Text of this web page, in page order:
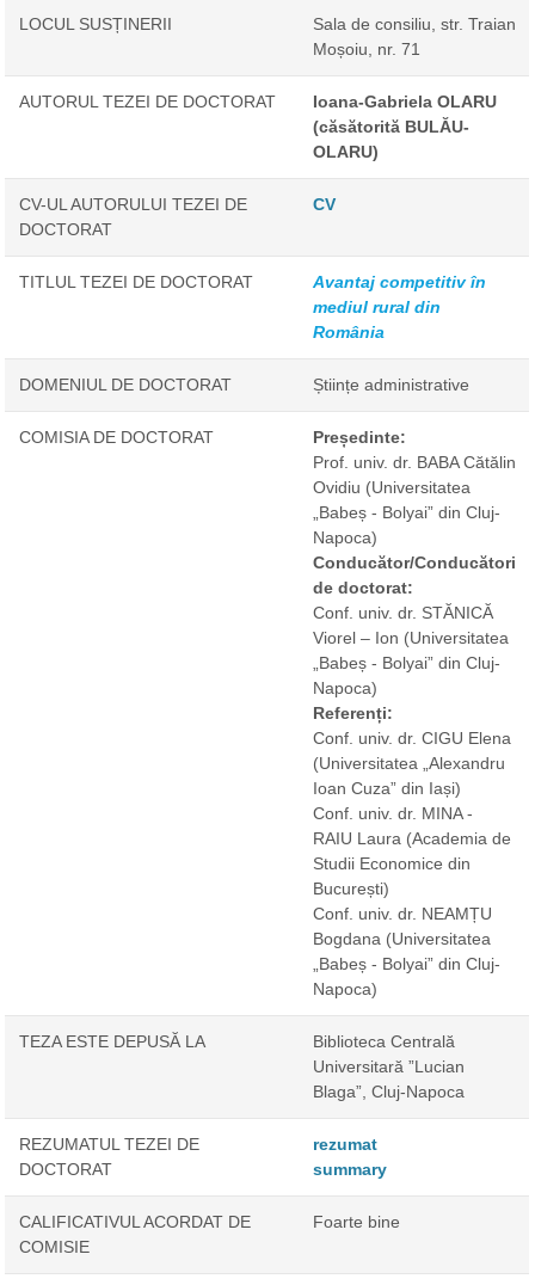
LOCUL SUSȚINERII
Sala de consiliu, str. Traian
Moșoiu, nr. 71
AUTORUL TEZEI DE DOCTORAT
Ioana-Gabriela OLARU
(căsătorită BULĂU-
OLARU)
CV-UL AUTORULUI TEZEI DE
DOCTORAT
CV
TITLUL TEZEI DE DOCTORAT
Avantaj competitiv în
mediul rural din
România
DOMENIUL DE DOCTORAT Științe administrative
COMISIA DE DOCTORAT
Președinte:
Prof. univ. dr. BABA Cătălin
Ovidiu (Universitatea
„Babeș - Bolyai” din Cluj-
Napoca)
Conducător/Conducători
de doctorat:
Conf. univ. dr. STĂNICĂ
Viorel – Ion (Universitatea
„Babeș - Bolyai” din Cluj-
Napoca)
Referenți:
Conf. univ. dr. CIGU Elena
(Universitatea „Alexandru
Ioan Cuza” din Iași)
Conf. univ. dr. MINA -
RAIU Laura (Academia de
Studii Economice din
București)
Conf. univ. dr. NEAMȚU
Bogdana (Universitatea
„Babeș - Bolyai” din Cluj-
Napoca)
TEZA ESTE DEPUSĂ LA
Biblioteca Centrală
Universitară ”Lucian
Blaga”, Cluj-Napoca
REZUMATUL TEZEI DE
DOCTORAT
rezumat
summary
CALIFICATIVUL ACORDAT DE
COMISIE
Foarte bine